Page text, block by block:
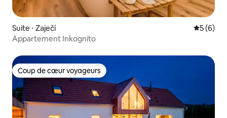
Suite ⋅ Zaječí
5 (6)
Appartement Inkognito
Coup de cœur voyageurs
Coup de cœur voyageurs